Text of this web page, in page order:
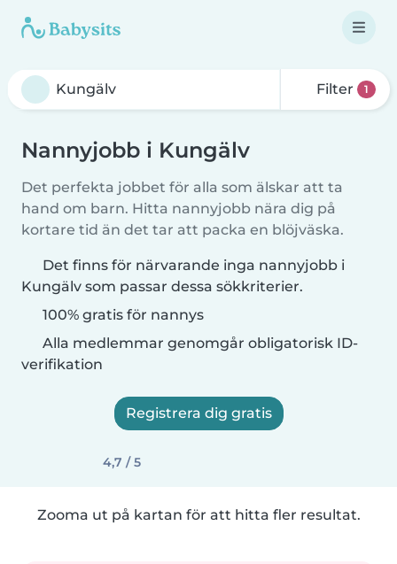
Filter 1
Nannyjobb i Kungälv
Det perfekta jobbet för alla som älskar att ta
hand om barn. Hitta nannyjobb nära dig på
kortare tid än det tar att packa en blöjväska.
Det finns för närvarande inga nannyjobb i
Kungälv som passar dessa sökkriterier.
100% gratis för nannys
Alla medlemmar genomgår obligatorisk ID-
verifikation
Registrera dig gratis
4,7 / 5
Zooma ut på kartan för att hitta fler resultat.